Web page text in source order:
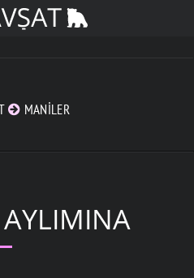
MANILER